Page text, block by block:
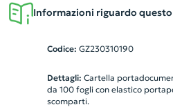
Informazioni riguardo
Codice: GZ230310190
Dettagli: Cartella
da 100 fogli con elastico
scomparti.